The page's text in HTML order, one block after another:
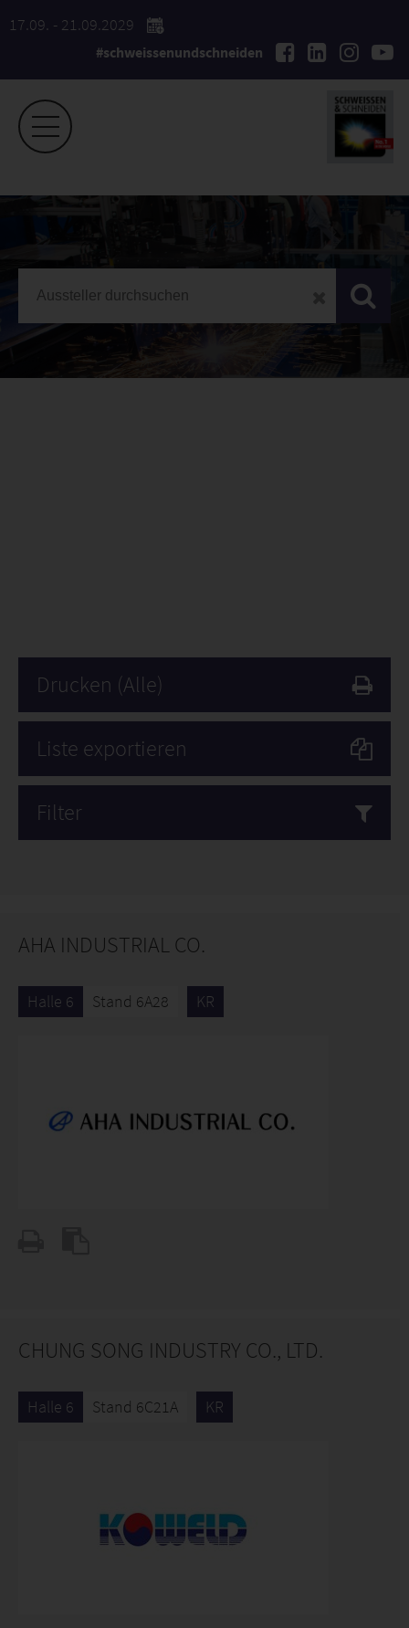
17.09. - 21.09.2029
#schweissenundschneiden
AHA INDUSTRIAL CO.
Halle 6 Stand 6A28 KR
CHUNG SONG INDUSTRY CO., LTD.
Halle 6 Stand 6C21A KR
Drucken (Alle)
Liste exportieren
Filter